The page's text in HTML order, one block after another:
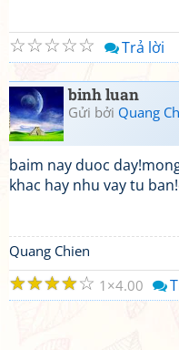
☆
☆
☆
☆
☆ Trả lời
binh luan
Gửi bởi Quang
baim nay duoc
khac hay nhu vay tu
Quang Chien
☆
☆
☆
☆
☆ 1 4.00